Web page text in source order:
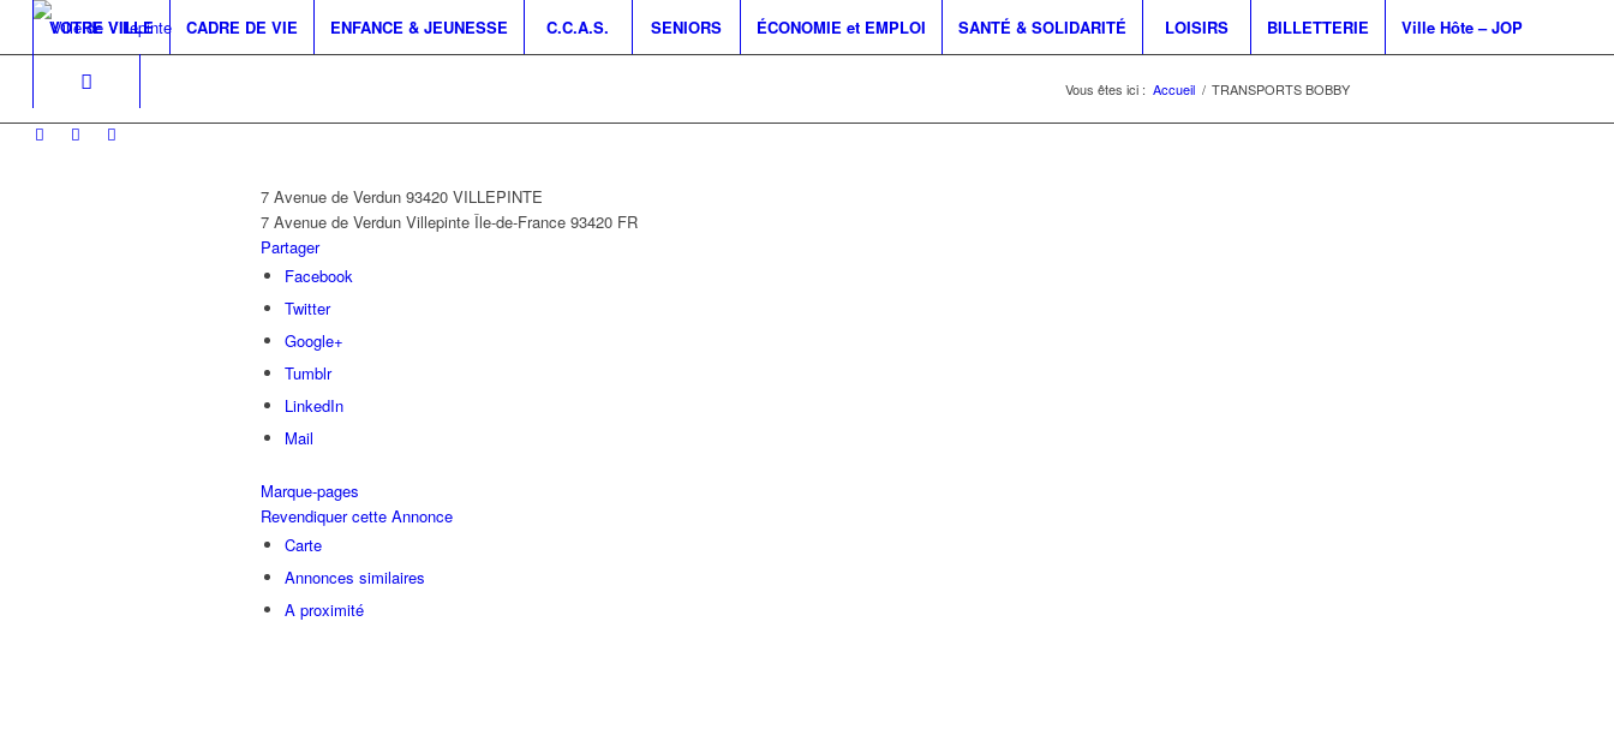
VOTRE VILLE CADRE DE VIE ENFANCE & JEUNESSE C.C.A.S. SENIORS ÉCONOMIE et EMPLOI SANTÉ & SOLIDARITÉ LOISIRS BILLETTERIE Ville Hôte – JOP
Vous êtes ici : Accueil / TRANSPORTS BOBBY
7 Avenue de Verdun 93420 VILLEPINTE
7 Avenue de Verdun Villepinte Île-de-France 93420 FR
Partager
Facebook
Twitter
Google+
Tumblr
LinkedIn
Mail
Marque-pages
Revendiquer cette Annonce
Carte
Annonces similaires
A proximité